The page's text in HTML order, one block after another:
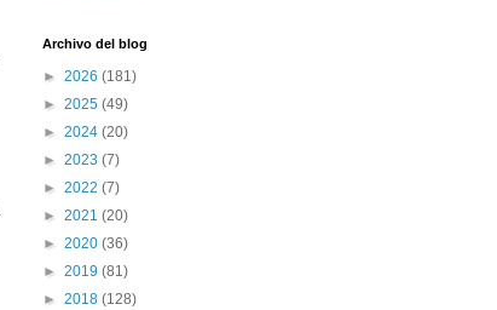
Archivo del blog
► 2026 (181)
► 2025 (49)
► 2024 (20)
► 2023 (7)
► 2022 (7)
► 2021 (20)
► 2020 (36)
► 2019 (81)
► 2018 (128)